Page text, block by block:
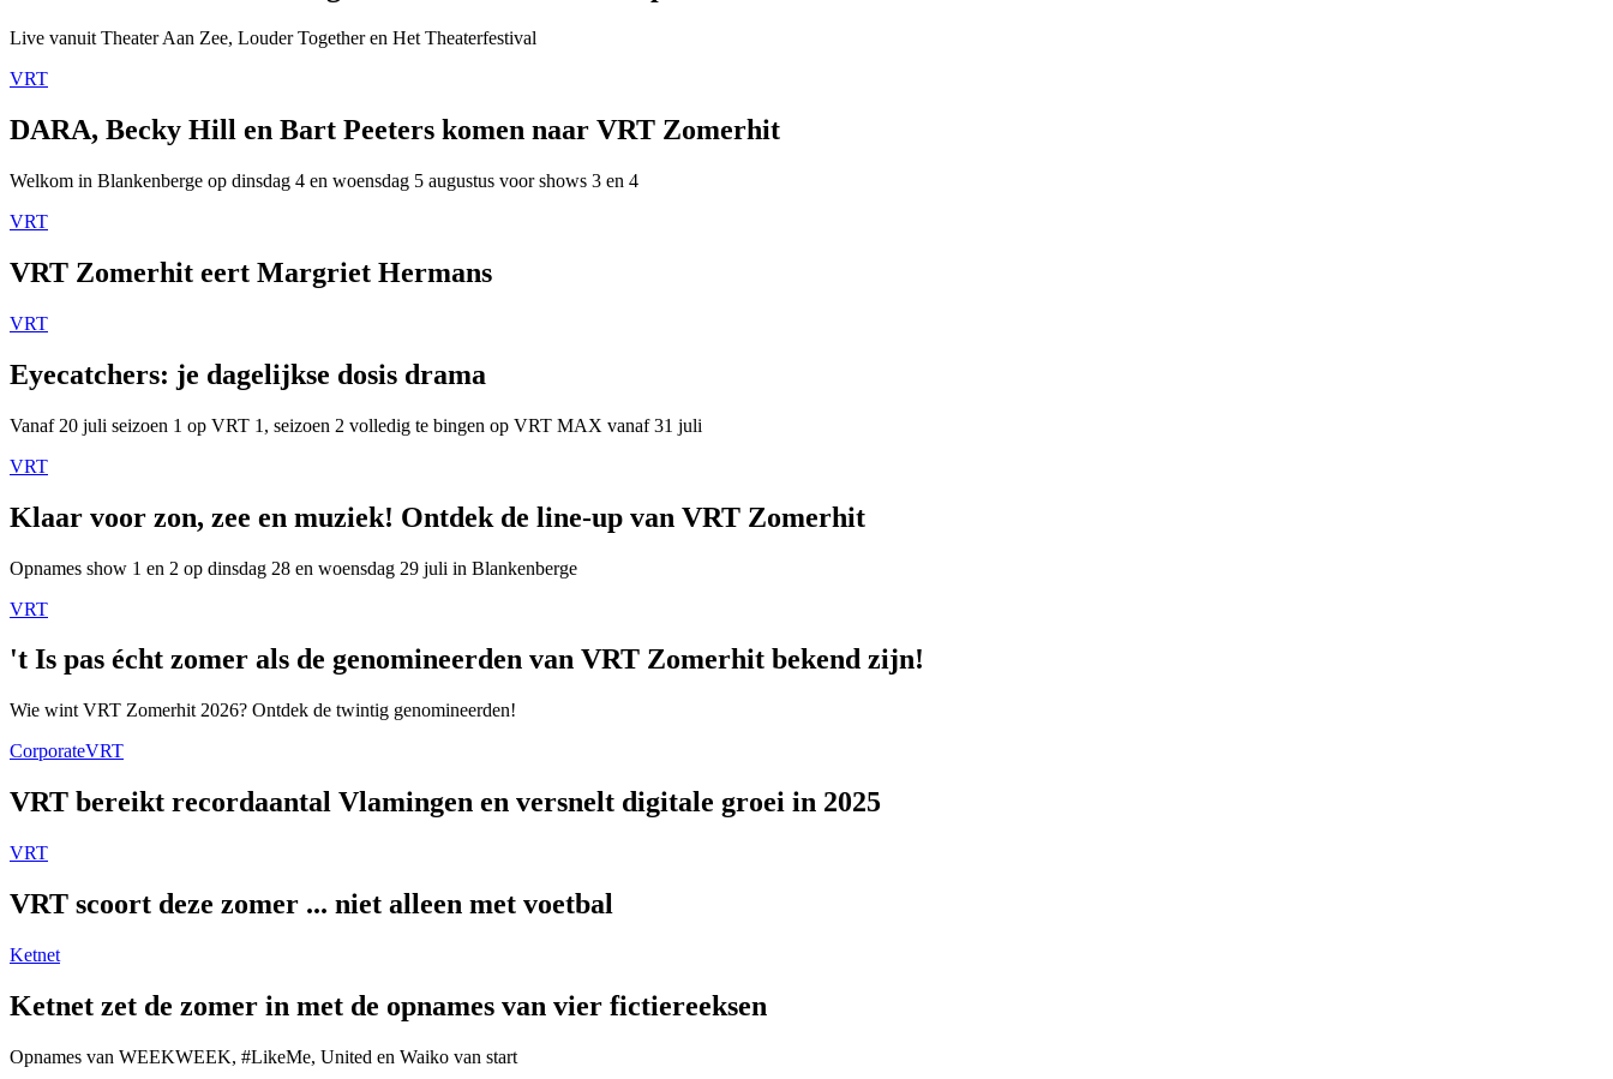
Live vanuit Theater Aan Zee, Louder Together en Het Theaterfestival
VRT
DARA, Becky Hill en Bart Peeters komen naar VRT Zomerhit
Welkom in Blankenberge op dinsdag 4 en woensdag 5 augustus voor shows 3 en 4
VRT
VRT Zomerhit eert Margriet Hermans
VRT
Eyecatchers: je dagelijkse dosis drama
Vanaf 20 juli seizoen 1 op VRT 1, seizoen 2 volledig te bingen op VRT MAX vanaf 31 juli
VRT
Klaar voor zon, zee en muziek! Ontdek de line-up van VRT Zomerhit
Opnames show 1 en 2 op dinsdag 28 en woensdag 29 juli in Blankenberge
VRT
't Is pas écht zomer als de genomineerden van VRT Zomerhit bekend zijn!
Wie wint VRT Zomerhit 2026? Ontdek de twintig genomineerden!
CorporateVRT
VRT bereikt recordaantal Vlamingen en versnelt digitale groei in 2025
VRT
VRT scoort deze zomer ... niet alleen met voetbal
Ketnet
Ketnet zet de zomer in met de opnames van vier fictiereeksen
Opnames van WEEKWEEK, #LikeMe, United en Waiko van start